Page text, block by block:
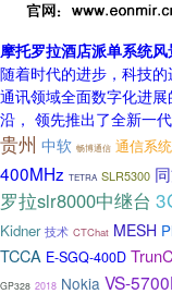
摩托罗拉酒店派单系统
随着时代的进步，科技的
通讯领域全面数字化进
沿， 领先推出了全新一
贵州 中软 畅博通信 通信系统
400MHz TETRA SLR5300
罗拉slr8000中继台
Kidner 技术 CTChat MESH
TCCA E-SGQ-400D TrunC
GP328 2018 Nokia VS-